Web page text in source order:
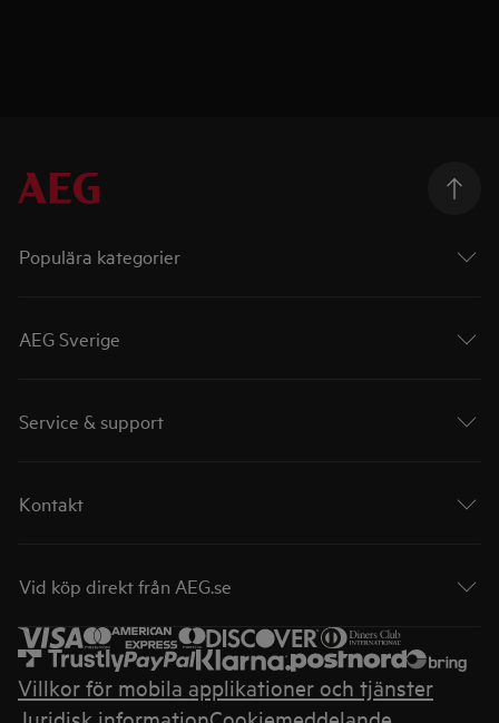
Populära kategorier
AEG Sverige
Service & support
Kontakt
Vid köp direkt från AEG.se
Villkor för mobila applikationer och tjänster